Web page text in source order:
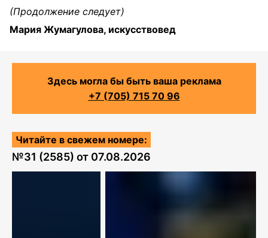
(Продолжение следует)
Мария Жумагулова, искусствовед
Здесь могла бы быть ваша реклама
+7 (705) 715 70 96
Читайте в свежем номере:
№31 (2585) от 07.08.2026